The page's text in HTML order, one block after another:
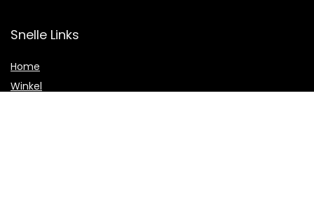
Snelle Links
Home
Winkel